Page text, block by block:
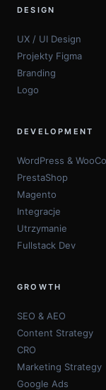
DESIGN
UX / UI Design
Projekty Figma
Branding
Logo
DEVELOPMENT
WordPress &
PrestaShop
Magento
Integracje
Utrzymanie
Fullstack Dev
GROWTH
SEO & AEO
Content Strategy
CRO
Marketing Strategy
Google Ads